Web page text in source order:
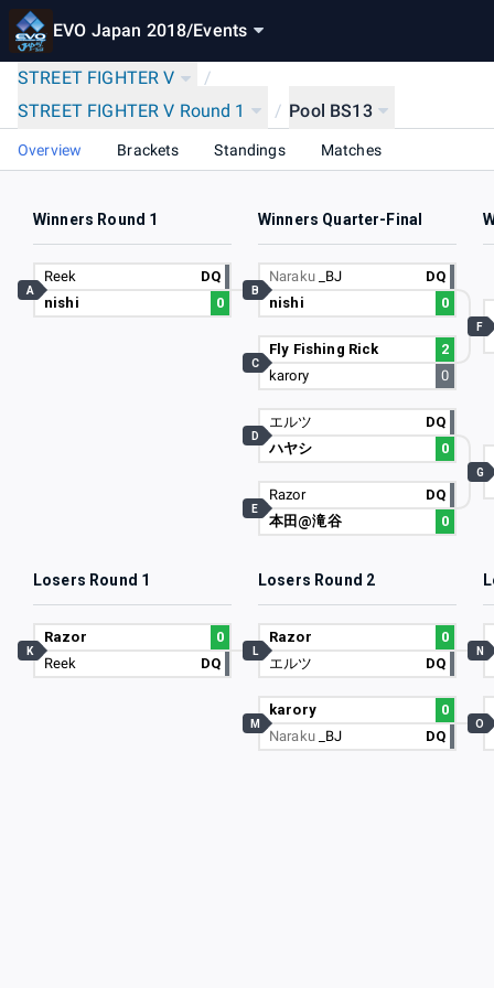
EVO Japan 2018/Events
STREET FIGHTER V
/
STREET FIGHTER V Round 1
/ Pool BS13
Overview Brackets Standings Matches
Winners Round 1 Winners Quarter-Final
Reek
DQ
nishi
0
A
Naraku _BJ
DQ
nishi
0
B
Fly Fishing Rick
2
karory
0
C
エルツ
DQ
ハヤシ
0
D
Razor
DQ
本田@滝谷
0
E
F
G
Losers Round 1 Losers Round 2
Razor
0
Reek
DQ
K
Razor
0
エルツ
DQ
L
karory
0
Naraku
_BJ DQ
M
N
O